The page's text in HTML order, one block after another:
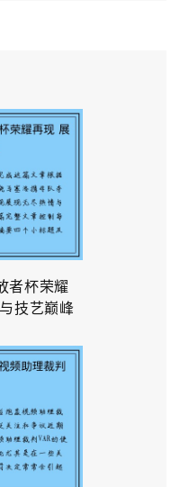
者杯荣耀
技艺巅峰